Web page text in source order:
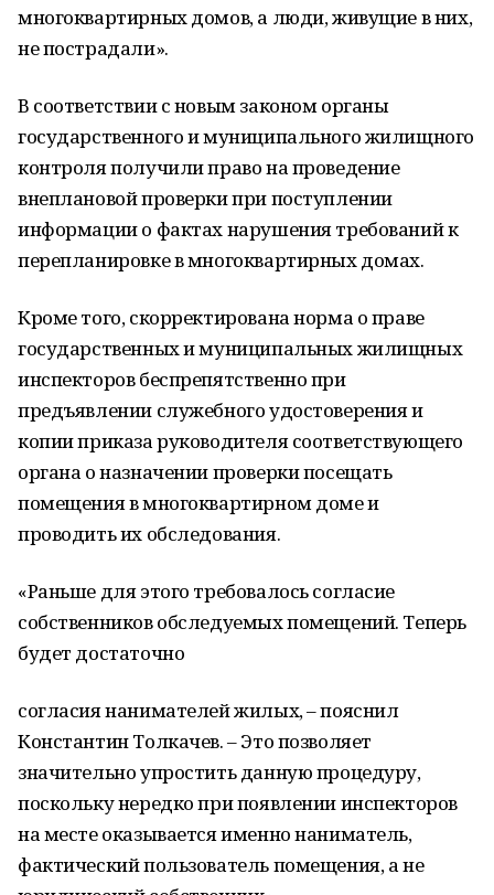
многоквартирных домов, а люди, живущие в них,
не пострадали».
В соответствии с новым законом органы
государственного и муниципального жилищного
контроля получили право на проведение
внеплановой проверки при поступлении
информации о фактах нарушения требований к
перепланировке в многоквартирных домах.
Кроме того, скорректирована норма о праве
государственных и муниципальных жилищных
инспекторов беспрепятственно при
предъявлении служебного удостоверения и
копии приказа руководителя соответствующего
органа о назначении проверки посещать
помещения в многоквартирном доме и
проводить их обследования.
«Раньше для этого требовалось согласие
собственников обследуемых помещений. Теперь
будет достаточно
согласия нанимателей жилых, – пояснил
Константин Толкачев. – Это позволяет
значительно упростить данную процедуру,
поскольку нередко при появлении инспекторов
на месте оказывается именно наниматель,
фактический пользователь помещения, а не